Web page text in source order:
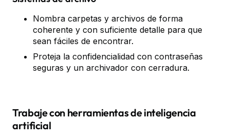
Nombra carpetas y archivos de forma
coherente y con suficiente detalle para que
sean fáciles de encontrar.
Proteja la confidencialidad con contraseñas
seguras y un archivador con cerradura.
Trabaje con herramientas de inteligencia
artificial